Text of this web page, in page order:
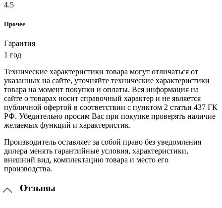
4.5
Прочее
Гарантия
1 год
Технические характеристики товара могут отличаться от
указанных на сайте, уточняйте технические характеристики
товара на момент покупки и оплаты. Вся информация на
сайте о товарах носит справочный характер и не является
публичной офертой в соответствии с пунктом 2 статьи 437 ГК
РФ. Убедительно просим Вас при покупке проверять наличие
желаемых функций и характеристик.
Производитель оставляет за собой право без уведомления
дилера менять гарантийные условия, характеристики,
внешний вид, комплектацию товара и место его
производства.
Отзывы